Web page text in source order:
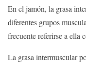
En el jamón, la grasa
diferentes grupos
frecuente referirse a ella
La grasa intermuscular